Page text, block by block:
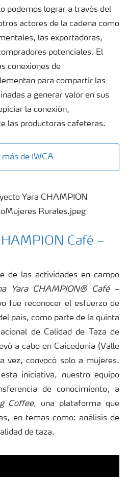
podemos lograr a través del
actores de la cadena como
las exportadoras,
potenciales. El
conexiones de
para compartir las
a generar valor en sus
la conexión,
las productoras cafeteras.
más de IWCA
Café –
de las actividades en campo
Yara CHAMPION® Café –
fue reconocer el esfuerzo de
país, como parte de la quinta
de Calidad de Taza de
a cabo en Caicedonia (Valle
vez, convocó solo a mujeres.
iniciativa, nuestro equipo
de conocimiento, a
Coffee, una plataforma que
en temas como: análisis de
de taza.